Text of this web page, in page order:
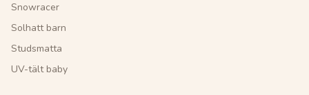
Snowracer
Solhatt barn
Studsmatta
UV-tält baby